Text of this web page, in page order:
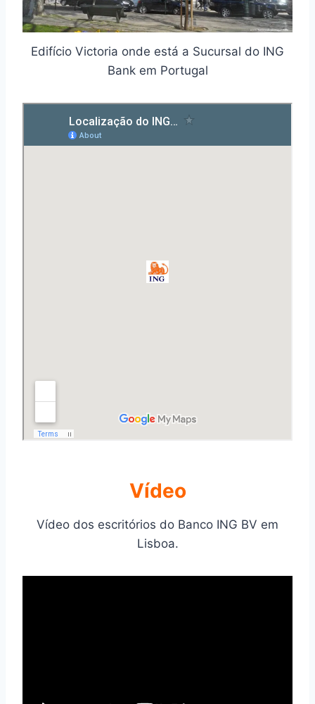
Edifício Victoria onde está a Sucursal do ING
Bank em Portugal
Ví­deo
Vídeo dos escritórios do Banco ING BV em
Lisboa.